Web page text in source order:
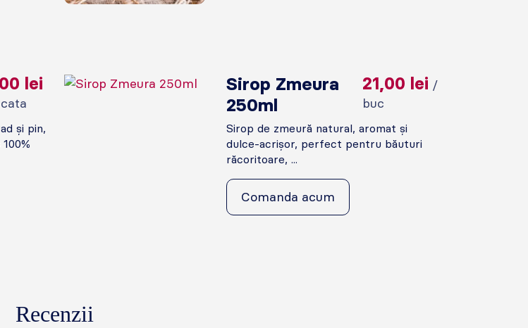
lei
și pin,
Sirop Zmeura
250ml
21,00 lei /
buc
Sirop de zmeură natural, aromat și
dulce-acrișor, perfect pentru băuturi
răcoritoare, ...
Comanda acum
Recenzii